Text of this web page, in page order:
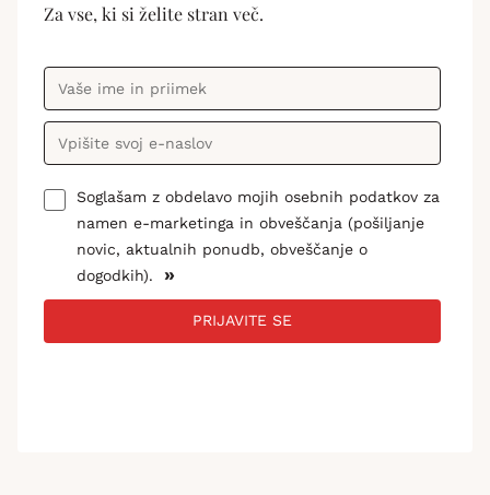
Za vse, ki si želite stran več.
Soglašam z obdelavo mojih osebnih podatkov za
namen e-marketinga in obveščanja (pošiljanje
novic, aktualnih ponudb, obveščanje o
dogodkih).
»
PRIJAVITE SE